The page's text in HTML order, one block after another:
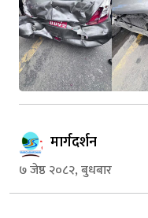
मार्गदर्शन
७ जेष्ठ २०८२, बुधबार